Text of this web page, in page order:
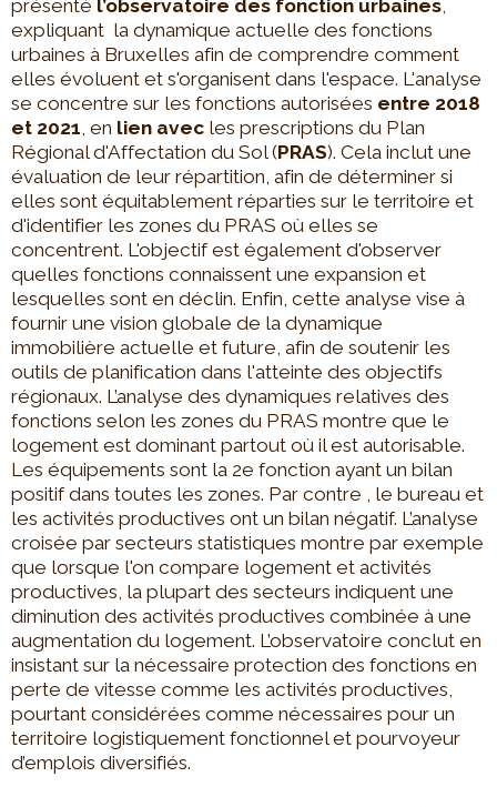
présenté l’observatoire des fonction urbaines
expliquant la dynamique actuelle des fonctions
urbaines à Bruxelles afin de comprendre comment
elles évoluent et s'organisent dans l'espace. L'analyse
se concentre sur les fonctions autorisées entre 2018
et 2021 , en lien avec les prescriptions du Plan
Régional d'Affectation du Sol (PRAS). Cela inclut une
évaluation de leur répartition, afin de déterminer si
elles sont équitablement réparties sur le territoire et
d'identifier les zones du PRAS où elles se
concentrent. L'objectif est également d'observer
quelles fonctions connaissent une expansion et
lesquelles sont en déclin. Enfin, cette analyse vise à
fournir une vision globale de la dynamique
immobilière actuelle et future, afin de soutenir les
outils de planification dans l'atteinte des objectifs
régionaux. L’analyse des dynamiques relatives des
fonctions selon les zones du PRAS montre que le
logement est dominant partout où il est autorisable.
Les équipements sont la 2e fonction ayant un bilan
positif dans toutes les zones. Par contre , le bureau et
les activités productives ont un bilan négatif. L’analyse
croisée par secteurs statistiques montre par exemple
que lorsque l'on compare logement et activités
productives, la plupart des secteurs indiquent une
diminution des activités productives combinée à une
augmentation du logement. L’observatoire conclut en
insistant sur la nécessaire protection des fonctions en
perte de vitesse comme les activités productives,
pourtant considérées comme nécessaires pour un
territoire logistiquement fonctionnel et pourvoyeur
d’emplois diversifiés.